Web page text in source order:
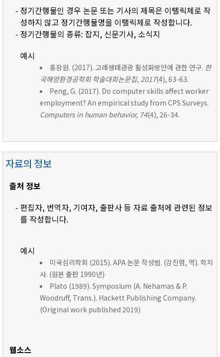
- 정기간행물인 경우 논문 또는 기사의 제목은 이탤릭체로 작
성하지 않고 정기간행물명을 이탤릭체로 작성합니다.
- 정기간행물의 종류: 잡지, 신문기사, 소식지
예시
홍장원. (2017). 고래생태관광 활성화방안에 관한 연구. 한
국해양환경공학회 학술대회논문집, 2017(4), 63-63.
Peng, G. (2017). Do computer skills affect worker
employment? An empirical study from CPS Surveys.
Computers in human behavior, 74(4), 26-34.
자료의 정보
출처 정보
- 편집자, 번역자, 기여자, 출판사 등 자료 출처에 관련된 정보
를 작성합니다.
예시
미국심리학회 (2015). APA 논문 작성법. (강진령, 역). 학지
사. (원본 출판 1990년)
Plato (1989). Symposium (A. Nehamas & P.
Woodruff, Trans.). Hackett Publishing Company.
(Original work published 2019)
웹소스